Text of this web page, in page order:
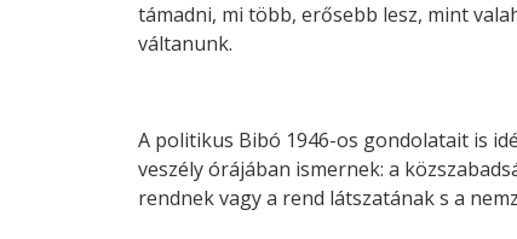
támadni, mi több, erősebb lesz, mint
váltanunk.
A politikus Bibó 1946-os gondolatait is
veszély órájában ismernek: a
rendnek vagy a rend látszatának s a